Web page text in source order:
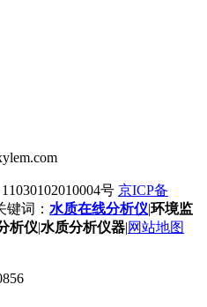
号 京ICP备
键词： 水质在线分析仪|环境监
析仪|水质分析仪器|网站地图